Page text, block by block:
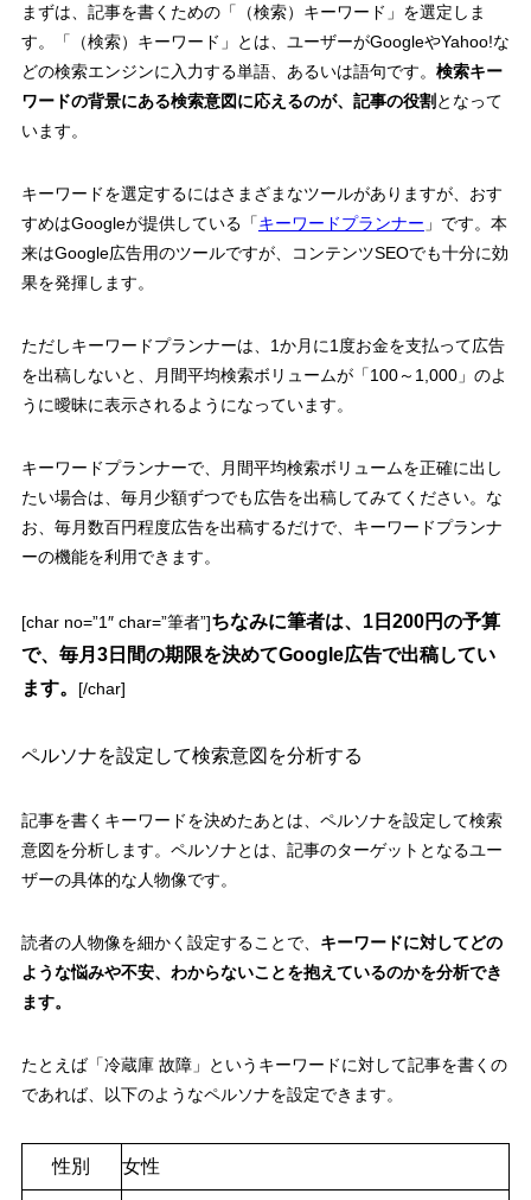
まずは、記事を書くための「（検索）キーワード」を選定しま
す。「（検索）キーワード」とは、ユーザーがGoogleやYahoo!な
どの検索エンジンに入力する単語、あるいは語句です。 検索キー
ワードの背景にある検索意図に応えるのが、記事の役割 となって
います。
キーワードを選定するにはさまざまなツールがありますが、おす
すめはGoogleが提供している「キーワードプランナー 」です。本
来はGoogle広告用のツールですが、コンテンツSEOでも十分に効
果を発揮します。
ただしキーワードプランナーは、1か月に1度お金を支払って広告
を出稿しないと、月間平均検索ボリュームが「100～1,000」のよ
うに曖昧に表示されるようになっています。
キーワードプランナーで、月間平均検索ボリュームを正確に出し
たい場合は、毎月少額ずつでも広告を出稿してみてください。な
お、毎月数百円程度広告を出稿するだけで、キーワードプランナ
ーの機能を利用できます。
[char no=”1″ char=”筆者”]ちなみに筆者は、1日200円の予算
で、毎月3日間の期限を決めてGoogle広告で出稿してい
ます。 [/char]
ペルソナを設定して検索意図を分析する
記事を書くキーワードを決めたあとは、ペルソナを設定して検索
意図を分析します。ペルソナとは、記事のターゲットとなるユー
ザーの具体的な人物像です。
読者の人物像を細かく設定することで、 キーワードに対してどの
ような悩みや不安、わからないことを抱えているのかを分析でき
ます。
たとえば「冷蔵庫 故障」というキーワードに対して記事を書くの
であれば、以下のようなペルソナを設定できます。
性別 女性